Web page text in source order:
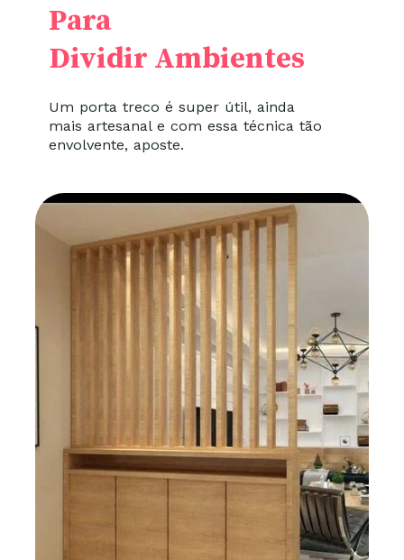
Um porta treco é super útil, ainda
mais artesanal e com essa técnica tão
envolvente, aposte.
Para
Dividir Ambientes